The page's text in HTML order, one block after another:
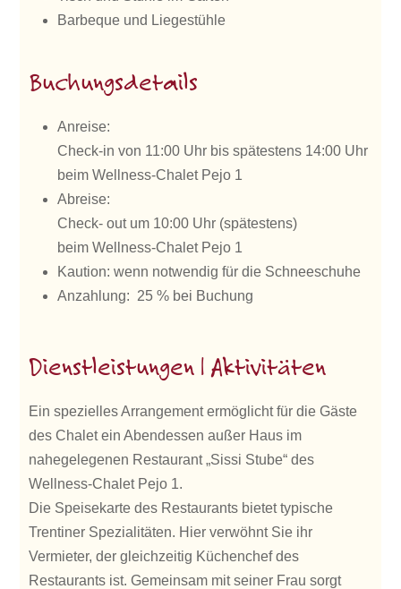
Barbeque und Liegestühle
Buchungsdetails
Anreise:
Check-in von 11:00 Uhr bis spätestens 14:00 Uhr
beim Wellness-Chalet Pejo 1
Abreise:
Check- out um 10:00 Uhr (spätestens)
beim Wellness-Chalet Pejo 1
Kaution: wenn notwendig für die Schneeschuhe
Anzahlung: 25 % bei Buchung
Dienstleistungen | Aktivitäten
Ein spezielles Arrangement ermöglicht für die Gäste
des Chalet ein Abendessen außer Haus im
nahegelegenen Restaurant „Sissi Stube“ des
Wellness-Chalet Pejo 1.
Die Speisekarte des Restaurants bietet typische
Trentiner Spezialitäten. Hier verwöhnt Sie ihr
Vermieter, der gleichzeitig Küchenchef des
Restaurants ist. Gemeinsam mit seiner Frau sorgt